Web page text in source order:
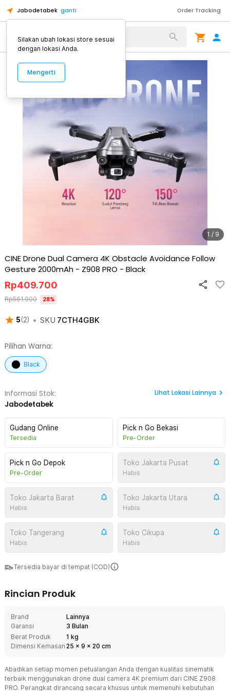
Jabodetabek ganti Order Tracking
Alat Kopi
1 / 9
CINE Drone Dual Camera 4K Obstacle Avoidance Follow
Gesture 2000mAh - Z908 PRO - Black
5(2) • SKU 7CTH4GBK
Rp409.700
Rp561.900 28%
Pilihan Warna:
Black
Informasi Stok:
Jabodetabek
Lihat Lokasi Lainnya
Gudang Online
Tersedia
Pick n Go Bekasi
Pre-Order
Pick n Go Depok
Pre-Order
Toko Jakarta Pusat
Habis
Toko Jakarta Barat
Habis
Toko Jakarta Utara
Habis
Toko Tangerang
Habis
Toko Cikupa
Habis
Tersedia bayar di tempat (COD)
Rincian Produk
Brand
Lainnya
Garansi
3 Bulan
Berat Produk
1 kg
Dimensi Kemasan 25 x 9 x 20 cm
Abadikan setiap momen petualangan Anda dengan kualitas sinematik
terbaik menggunakan drone dual camera 4K premium dari CINE Z908
PRO. Perangkat dirancang secara khusus untuk memenuhi kebutuhan
Silakan ubah lokasi store sesuai
dengan lokasi Anda.
Mengerti